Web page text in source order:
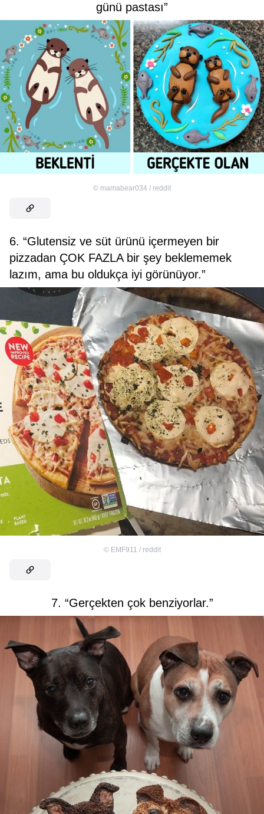
günü pastası”
© mamabear034 / reddit
6. “Glutensiz ve süt ürünü içermeyen bir
pizzadan ÇOK FAZLA bir şey beklememek
lazım, ama bu oldukça iyi görünüyor.”
© EMF911 / reddit
7. “Gerçekten çok benziyorlar.”